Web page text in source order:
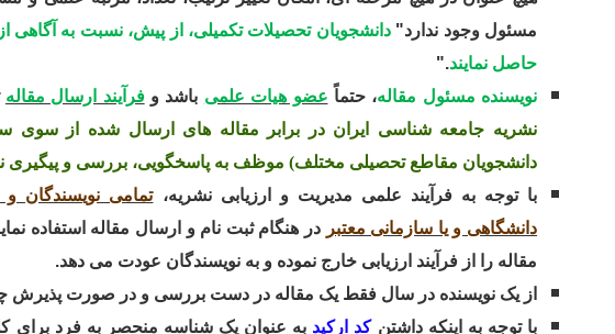
مسئول وجود ندارد"دانشجویان تحصیلات تکمیلی، از پیش، نسبت به آگاهی
حاصل نمایند".
نویسنده مسئول مقاله، حتماً عضو هیات علمی باشد و فرآیند ارسال مقاله
نشریه جامعه شناسی ایران در برابر مقاله های ارسال شده از سوی
دانشجویان مقاطع تحصیلی مختلف) موظف به پاسخگویی، بررسی و پیگیری
با توجه به فرآیند علمی مدیریت و ارزیابی نشریه، تمامی نویسندگان و
دانشگاهی و یا سازمانی معتبر در هنگام ثبت نام و ارسال مقاله استفاده
مقاله را از فرآیند ارزیابی خارج نموده و به نویسندگان عودت می دهد.
از یک نویسنده در سال فقط یک مقاله در دست بررسی و در صورت
با توجه به اینکه داشتن کد ارکید به عنوان یک شناسه منحصر به فرد برای